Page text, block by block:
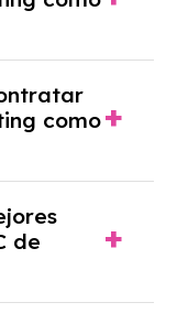
algunos
de la empresa
como
y, en
y un pago
de